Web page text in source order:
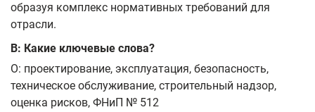
образуя комплекс нормативных требований для
отрасли.
В: Какие ключевые слова?
О: проектирование, эксплуатация, безопасность,
техническое обслуживание, строительный надзор,
оценка рисков, ФНиП № 512